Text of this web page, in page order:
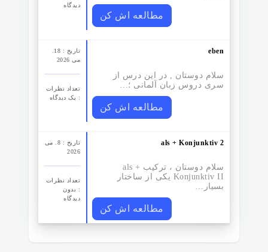
دیدگاه
مطالعه اش کن
می 2026
تعداد نظرات‌
: یک دیدگاه
eben
سلام دوستان , در این درس از
سری دروس زبان آلمانی ؛…
مطالعه اش کن
تاریخ : 8. می
2026
تعداد نظرات‌
: بدون
دیدگاه
als + Konjunktiv 2
سلام دوستان ، ترکیب als +
Konjunktiv II یکی از ساختار
بسیار…
مطالعه اش کن